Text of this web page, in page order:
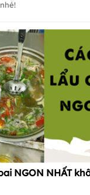
NGON NHẤT